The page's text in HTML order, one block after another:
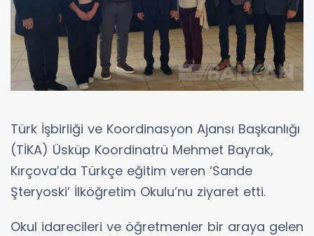
Türk İşbirliği ve Koordinasyon Ajansı Başkanlığı
(TİKA) Üsküp Koordinatrü Mehmet Bayrak,
Kırçova’da Türkçe eğitim veren ‘Sande
Şteryoski’ İlköğretim Okulu’nu ziyaret etti.
Okul idarecileri ve öğretmenler bir araya gelen